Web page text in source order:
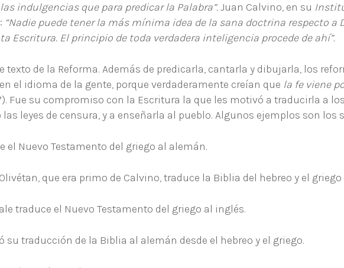
indulgencias que para predicar la Palabra”.Juan Calvino, en su
“Nadie puede tener la más mínima idea de la sana doctrina respecto
Escritura. El principio de toda verdadera inteligencia procede de ahí”.
texto de la Reforma. Además de predicarla, cantarla y dibujarla, los
el idioma de la gente, porque verdaderamente creían que la fe viene
Fue su compromiso con la Escritura la que les motivó a traducirla a
leyes de censura, y a enseñarla al pueblo. Algunos ejemplos son los
el Nuevo Testamento del griego al alemán.
Olivétan, que era primo de Calvino, traduce la Biblia del hebreo y el
traduce el Nuevo Testamento del griego al inglés.
su traducción de la Biblia al alemán desde el hebreo y el griego.